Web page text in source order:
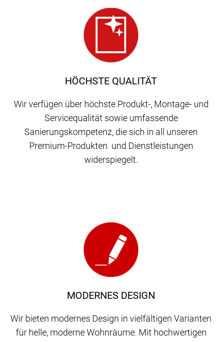
HÖCHSTE QUALITÄT
Wir verfügen über höchste Produkt-, Montage- und
Servicequalität sowie umfassende
Sanierungskompetenz, die sich in all unseren
Premium-Produkten und Dienstleistungen
widerspiegelt.
MODERNES DESIGN
Wir bieten modernes Design in vielfältigen Varianten
für helle, moderne Wohnräume. Mit hochwertigen